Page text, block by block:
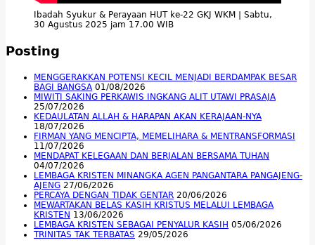
Ibadah Syukur & Perayaan HUT ke-22 GKJ WKM | Sabtu,
30 Agustus 2025 jam 17.00 WIB
Posting
MENGGERAKKAN POTENSI KECIL MENJADI BERDAMPAK BESAR
BAGI BANGSA 01/08/2026
MIWITI SAKING PERKAWIS INGKANG ALIT UTAWI PRASAJA
25/07/2026
KEDAULATAN ALLAH & HARAPAN AKAN KERAJAAN-NYA
18/07/2026
FIRMAN YANG MENCIPTA, MEMELIHARA & MENTRANSFORMASI
11/07/2026
MENDAPAT KELEGAAN DAN BERJALAN BERSAMA TUHAN
04/07/2026
LEMBAGA KRISTEN MINANGKA AGEN PANGANTARA PANGAJENG-
AJENG 27/06/2026
PERCAYA DENGAN TIDAK GENTAR 20/06/2026
MEWARTAKAN BELAS KASIH KRISTUS MELALUI LEMBAGA
KRISTEN 13/06/2026
LEMBAGA KRISTEN SEBAGAI PENYALUR KASIH 05/06/2026
TRINITAS TAK TERBATAS 29/05/2026